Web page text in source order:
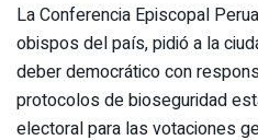
La Conferencia Episcopal
obispos del país, pidió a la
deber democrático con
protocolos de bioseguridad
electoral para las votaciones